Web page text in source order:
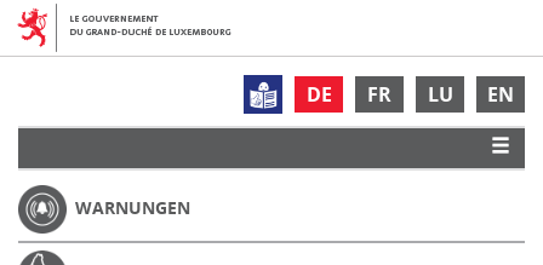
DE FR LU EN
WARNUNGEN